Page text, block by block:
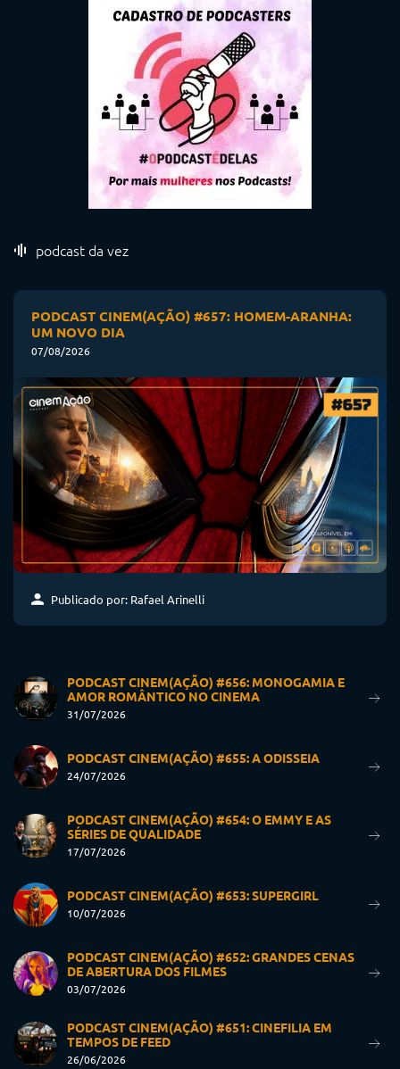
podcast da vez
PODCAST CINEM(AÇÃO) #657: HOMEM-ARANHA:
UM NOVO DIA
07/08/2026
Publicado por: Rafael Arinelli
PODCAST CINEM(AÇÃO) #656: MONOGAMIA E
AMOR ROMÂNTICO NO CINEMA
31/07/2026
PODCAST CINEM(AÇÃO) #655: A ODISSEIA
24/07/2026
PODCAST CINEM(AÇÃO) #654: O EMMY E AS
SÉRIES DE QUALIDADE
17/07/2026
PODCAST CINEM(AÇÃO) #653: SUPERGIRL
10/07/2026
PODCAST CINEM(AÇÃO) #652: GRANDES CENAS
DE ABERTURA DOS FILMES
03/07/2026
PODCAST CINEM(AÇÃO) #651: CINEFILIA EM
TEMPOS DE FEED
26/06/2026